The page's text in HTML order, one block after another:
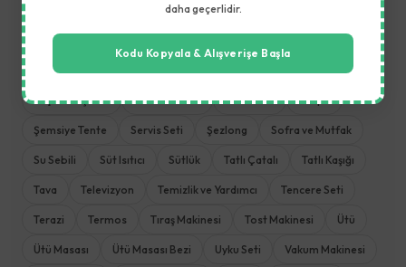
Mutfak Havlusu Mutfak Robotu
Mutfak Terazisi
Pişirme ve Kızartma Rondo
Saç Düzleştirici Saklama Kabı Sefer Tası Sehpa
Şemsiye Tente Servis Seti Şezlong Sofra ve Mutfak
Su Sebili Süt Isıtıcı Sütlük Tatlı Çatalı Tatlı Kaşığı
Tava Televizyon Temizlik ve Yardımcı Tencere Seti
Terazi Termos Tıraş Makinesi Tost Makinesi Ütü
Ütü Masası Ütü Masası Bezi Uyku Seti Vakum Makinesi
daha geçerlidir.
Kodu Kopyala & Alışverişe Başla